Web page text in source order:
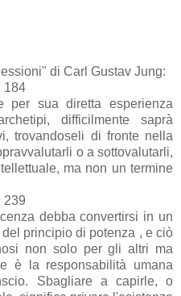
di Carl Gustav Jung:
184
per sua diretta esperienza
difficilmente saprà
trovandoseli di fronte nella
o a sottovalutarli,
ma non un termine
239
debba convertirsi in un
principio di potenza , e ciò
non solo per gli altri ma
è la responsabilità umana
Sbagliare a capirle, o